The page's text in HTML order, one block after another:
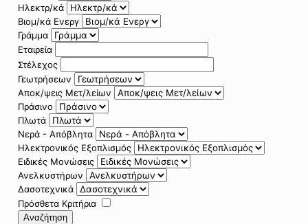
Ηλεκτρ/κά
Βιομ/κά Ενεργ
Γράμμα
Εταιρεία
Στέλεχος
Γεωτρήσεων
Αποκ/ψεις Μετ/λείων
Πράσινο
Πλωτά
Νερά - Απόβλητα
Ηλεκτρονικός Εξοπλισμός
Ειδικές Μονώσεις
Ανελκυστήρων
Δασοτεχνικά
Πρόσθετα Κριτήρια
Αναζήτηση